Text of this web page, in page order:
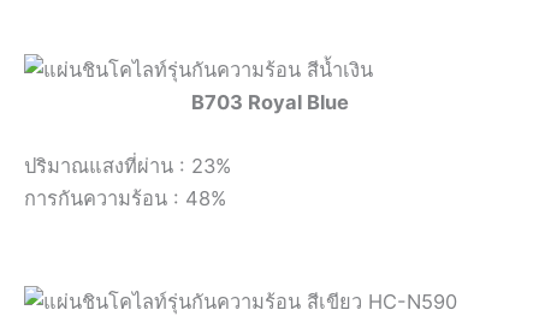
B703 Royal Blue
ปริมาณแสงที่ผ่าน : 23%
การกันความร้อน : 48%